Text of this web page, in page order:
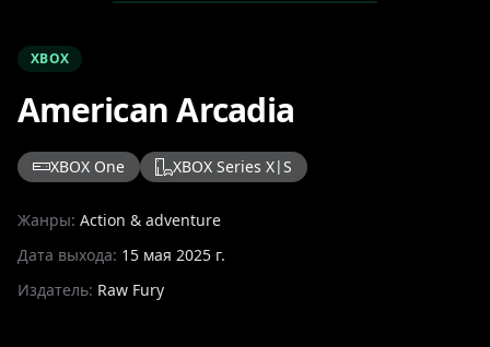
XBOX
American Arcadia
XBOX One XBOX Series X|S
Жанры: Action & adventure
Дата выхода: 15 мая 2025 г.
Издатель: Raw Fury